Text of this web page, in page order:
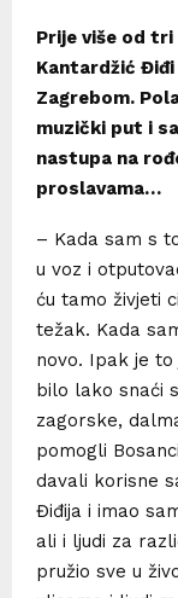
Prije više od tri
Kantardžić Điđi
Zagrebom.
muzički put i
nastupa na
proslavama…
– Kada sam s
u voz i
ću tamo živjeti
težak. Kada
novo. Ipak je
bilo lako snaći
zagorske,
pomogli
davali korisne
Điđija i imao
ali i ljudi za
pružio sve u